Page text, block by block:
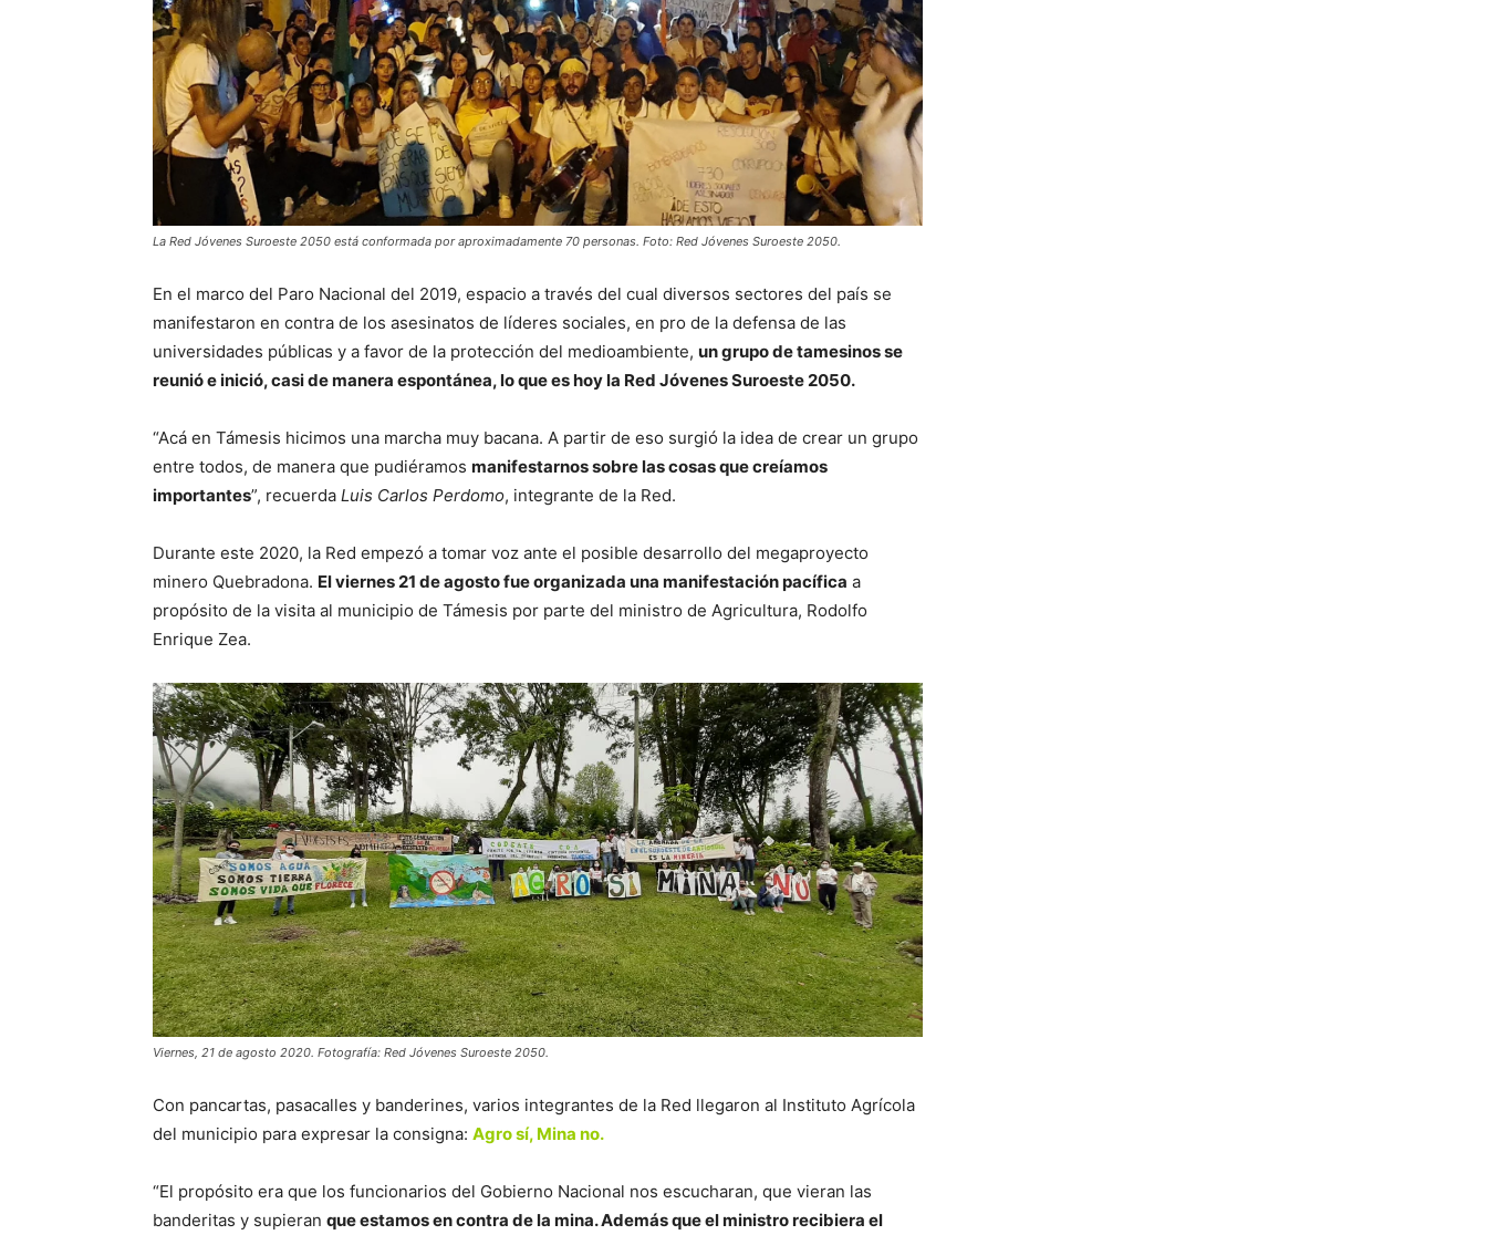
La Red Jóvenes Suroeste 2050 está conformada por aproximadamente 70 personas. Foto: Red Jóvenes Suroeste 2050.
En el marco del Paro Nacional del 2019, espacio a través del cual diversos sectores del país se
manifestaron en contra de los asesinatos de líderes sociales, en pro de la defensa de las
universidades públicas y a favor de la protección del medioambiente, un grupo de tamesinos se
reunió e inició, casi de manera espontánea, lo que es hoy la Red Jóvenes Suroeste 2050.
“Acá en Támesis hicimos una marcha muy bacana. A partir de eso surgió la idea de crear un grupo
entre todos, de manera que pudiéramos manifestarnos sobre las cosas que creíamos
importantes”, recuerda Luis Carlos Perdomo, integrante de la Red.
Durante este 2020, la Red empezó a tomar voz ante el posible desarrollo del megaproyecto
minero Quebradona. El viernes 21 de agosto fue organizada una manifestación pacífica a
propósito de la visita al municipio de Támesis por parte del ministro de Agricultura, Rodolfo
Enrique Zea.
Viernes, 21 de agosto 2020. Fotografía: Red Jóvenes Suroeste 2050.
Con pancartas, pasacalles y banderines, varios integrantes de la Red llegaron al Instituto Agrícola
del municipio para expresar la consigna: Agro sí, Mina no.
“El propósito era que los funcionarios del Gobierno Nacional nos escucharan, que vieran las
banderitas y supieran que estamos en contra de la mina. Además que el ministro recibiera el